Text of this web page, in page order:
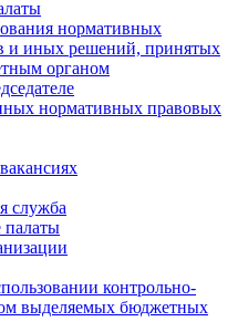
нормативных
и иных решений, принятых
органом
нормативных правовых
служба
палаты
контрольно-
выделяемых бюджетных